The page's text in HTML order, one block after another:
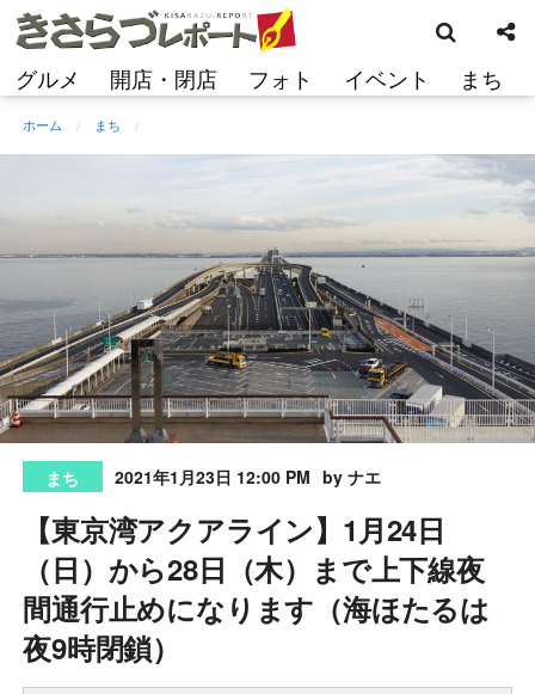
コ
ン
ン
へ
キ
グルメ 開店・閉店 フォト イベント まち
索
ホーム まち
まち 2021年1月23日 12:00 PM by ナエ
【東京湾アクアライン】1月24日
（日）から28日（木）まで上下線夜
間通行止めになります（海ほたるは
夜9時閉鎖）